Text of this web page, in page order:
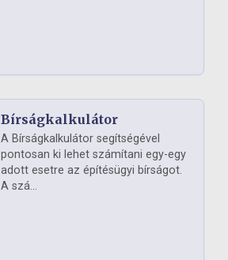
Bírságkalkulátor
A Bírságkalkulátor segítségével
pontosan ki lehet számítani egy-egy
adott esetre az építésügyi bírságot.
A szá...